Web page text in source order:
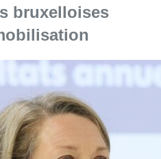
bruxelloises